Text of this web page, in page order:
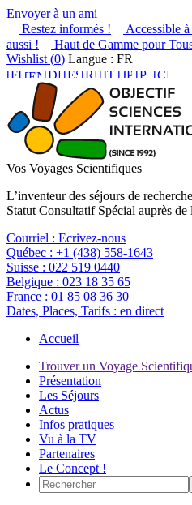
Envoyer à un ami
Restez informés !
Accessible
aussi !
Haut de Gamme pour
Wishlist (0) Langue : FR
Vos Voyages Scientifiques
L’inventeur des séjours de
Statut Consultatif Spécial auprès
Courriel : Ecrivez-nous
Québec : +1 (438) 558-1643
Suisse : 022 519 0440
Belgique : 023 18 35 65
France : 01 85 08 36 30
Dates, Places, Tarifs : en direct
Accueil
Trouver un Voyage
Présentation
Les Séjours
Actus
Infos pratiques
Vu à la TV
Partenaires
Le Concept !